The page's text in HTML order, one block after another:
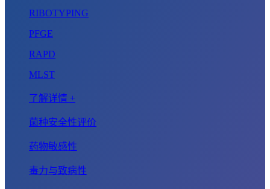
RIBOTYPING
PFGE
RAPD
MLST
了解详情 +
菌种安全性评价
药物敏感性
毒力与致病性